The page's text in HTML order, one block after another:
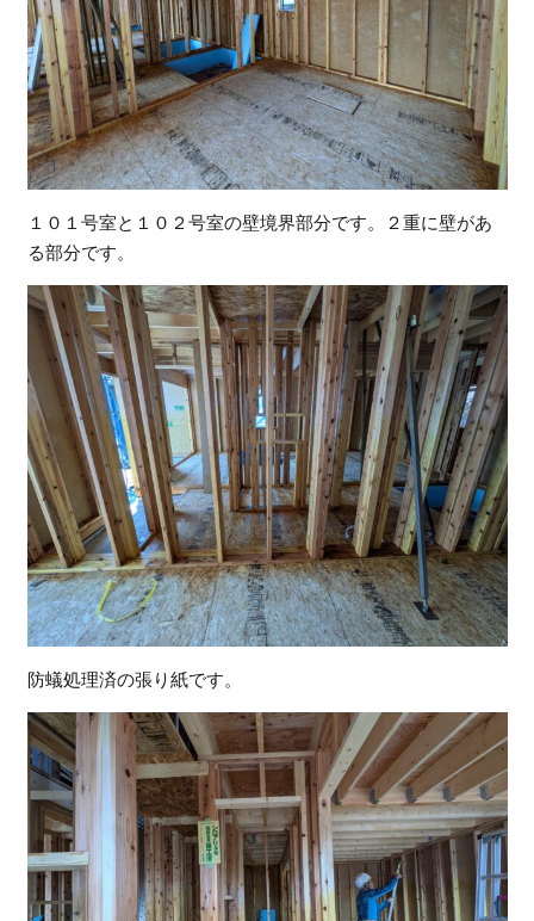
１０１号室と１０２号室の壁境界部分です。２重に壁があ
る部分です。
防蟻処理済の張り紙です。